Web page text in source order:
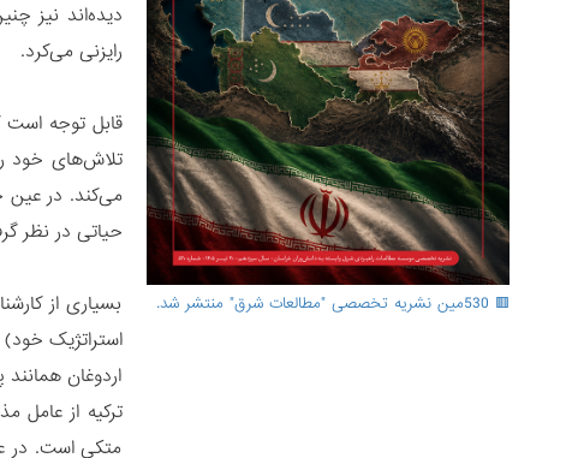
دیده‌‌‌اند نیز
رایزنی می‌کرد.
تلاش‌های خود
می‌کند. در عین
حیاتی در نظر
بسیاری از
استراتژیک
اردوغان
ترکیه از عامل
متکی است. در
🟥 530مین نشریه تخصصی "مطالعات شرق" منتشر شد.